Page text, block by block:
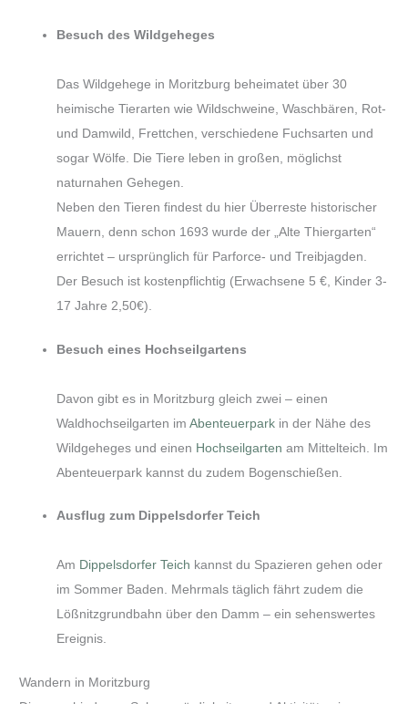
Besuch des Wildgeheges
Das Wildgehege in Moritzburg beheimatet über 30
heimische Tierarten wie Wildschweine, Waschbären, Rot-
und Damwild, Frettchen, verschiedene Fuchsarten und
sogar Wölfe. Die Tiere leben in großen, möglichst
naturnahen Gehegen.
Neben den Tieren findest du hier Überreste historischer
Mauern, denn schon 1693 wurde der „Alte Thiergarten“
errichtet – ursprünglich für Parforce- und Treibjagden.
Der Besuch ist kostenpflichtig (Erwachsene 5 €, Kinder 3-
17 Jahre 2,50€).
Besuch eines Hochseilgartens
Davon gibt es in Moritzburg gleich zwei – einen
Waldhochseilgarten imAbenteuerpark in der Nähe des
Wildgeheges und einen Hochseilgarten am Mittelteich. Im
Abenteuerpark kannst du zudem Bogenschießen.
Ausflug zum Dippelsdorfer Teich
Am Dippelsdorfer Teich kannst du Spazieren gehen oder
im Sommer Baden. Mehrmals täglich fährt zudem die
Lößnitzgrundbahn über den Damm – ein sehenswertes
Ereignis.
Wandern in Moritzburg